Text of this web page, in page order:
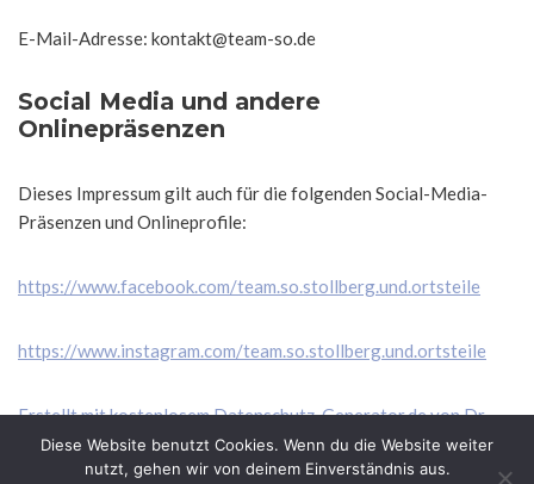
E-Mail-Adresse: kontakt@team-so.de
Social Media und andere
Onlinepräsenzen
Dieses Impressum gilt auch für die folgenden Social-Media-
Präsenzen und Onlineprofile:
https://www.facebook.com/team.so.stollberg.und.ortsteile
https://www.instagram.com/team.so.stollberg.und.ortsteile
Erstellt mit kostenlosem Datenschutz-Generator.de von Dr.
Thomas Schwenke
Diese Website benutzt Cookies. Wenn du die Website weiter
nutzt, gehen wir von deinem Einverständnis aus.